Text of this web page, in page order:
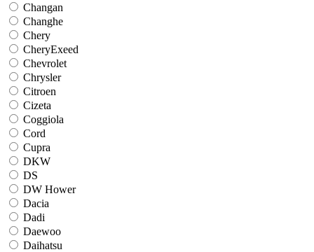
Changan
Changhe
Chery
CheryExeed
Chevrolet
Chrysler
Citroen
Cizeta
Coggiola
Cord
Cupra
DKW
DS
DW Hower
Dacia
Dadi
Daewoo
Daihatsu